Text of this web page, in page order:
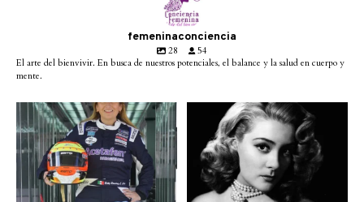
femeninaconciencia
28
54
El arte del bienvivir. En busca de nuestros potenciales, el balance y la salud en cuerpo y
mente.
Conoce a @betty_racing08
la piloto mexicana que ...
3 0
Descanse en paz la gran
diva del cine mexicano
2 0